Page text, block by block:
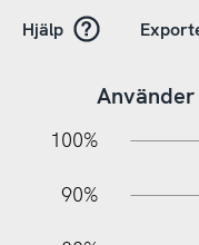
Hjälp
100%
90%